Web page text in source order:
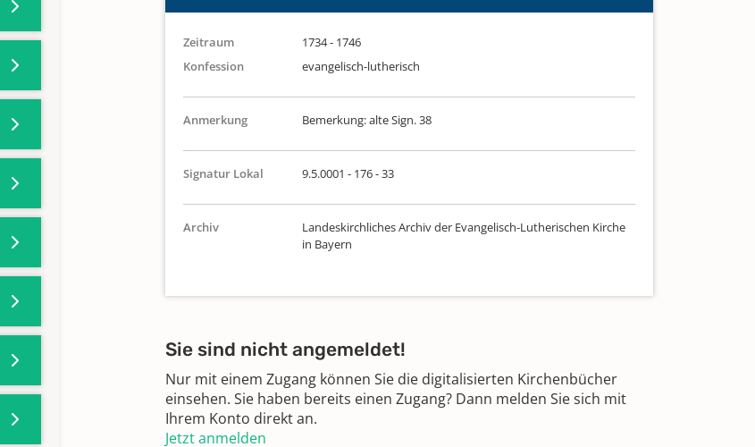
Zeitraum
1734 - 1746
Konfession
evangelisch-lutherisch
Anmerkung Bemerkung: alte Sign. 38
Signatur Lokal 9.5.0001 - 176 - 33
Archiv
Landeskirchliches Archiv der Evangelisch-Lutherischen Kirche
in Bayern
Sie sind nicht angemeldet!
Nur mit einem Zugang können Sie die digitalisierten Kirchenbücher
einsehen. Sie haben bereits einen Zugang? Dann melden Sie sich mit
Ihrem Konto direkt an.
Jetzt anmelden